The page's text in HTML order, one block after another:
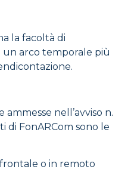
la facoltà di
arco temporale più
nell’avviso n.
di FonARCom sono le
o in remoto